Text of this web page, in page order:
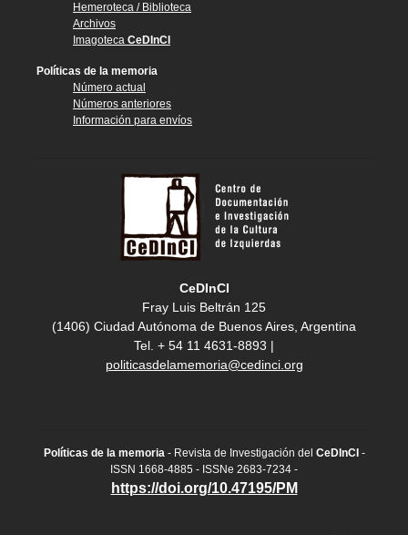
Hemeroteca / Biblioteca
Archivos
Imagoteca CeDInCI
Políticas de la memoria
Número actual
Números anteriores
Información para envíos
CeDInCI
Fray Luis Beltrán 125
(1406) Ciudad Autónoma de Buenos Aires, Argentina
Tel. + 54 11 4631-8893 |
politicasdelamemoria@cedinci.org
Políticas de la memoria- Revista de Investigación del CeDInCI -
ISSN 1668-4885 - ISSNe 2683-7234 -
https://doi.org/10.47195/PM